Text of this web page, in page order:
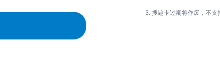
3. 搜题卡过期将作废，不支